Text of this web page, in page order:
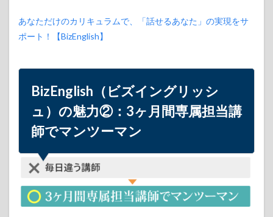
せな
いこ
とも
ビズ
グリ
ュな
ら3ヶ
月間
の担
当講
つい
てく
あなただけのカリキュラムで、「話せるあなた」の実現をサ
ポート！【BizEnglish】
BizEnglish（ビズイングリッシ
ュ）の魅力②：3ヶ月間専属担当講
師でマンツーマン